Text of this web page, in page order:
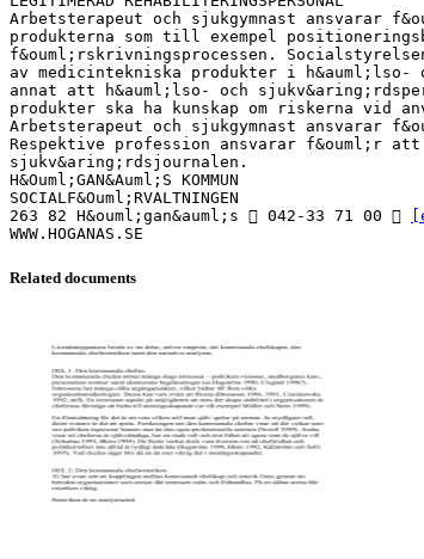
Arbetsterapeut och sjukgymnast ansvarar
produkterna som till exempel
f&ouml;rskrivningsprocessen.
av medicintekniska produkter i h&auml;lso-
annat att h&auml;lso- och
produkter ska ha kunskap om riskerna vid
Arbetsterapeut och sjukgymnast ansvarar
Respektive profession ansvarar f&ouml;r
sjukv&aring;rdsjournalen.
H&Ouml;GAN&Auml;S KOMMUN
SOCIALF&Ouml;RVALTNINGEN
263 82 H&ouml;gan&auml;s  042-33 71 00 
Related documents